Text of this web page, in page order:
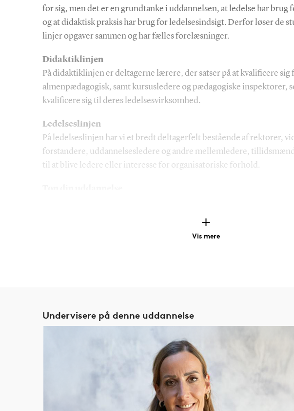
Vis mere
for sig, men det er en grundtanke i uddannelsen, at ledelse har brug
og at didaktisk praksis har brug for ledelsesindsigt. Derfor løser de
linjer opgaver sammen og har fælles forelæsninger.
Didaktiklinjen
På didaktiklinjen er deltagerne lærere, der satser på at kvalificere sig
almenpædagogisk, samt kursusledere og pædagogiske inspektorer,
kvalificere sig til deres ledelsesvirksomhed.
Ledelseslinjen
På ledelseslinjen har vi et bredt deltagerfelt bestående af rektorer,
forstandere, uddannelsesledere og andre mellemledere,
til at blive ledere eller interesse for organisatoriske forhold.
udviklingsarbejde på en skole ud fra et ledelsesperspektiv. I deres
masteropgave udbyggede de denne undersøgelse med en ny
en evt. udvikling og ledelsens rolle heri. En anden studerende har
forskellige aspekter af organisationsudvikling, som han undervejs
Undervisere på denne uddannelse